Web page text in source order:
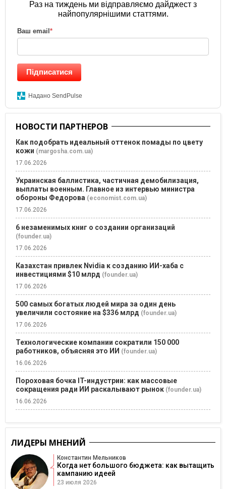
Раз на тиждень ми відправляємо дайджест з
найпопулярнішими статтями.
Ваш email *
Підписатися
Надано SendPulse
НОВОСТИ ПАРТНЕРОВ
Как подобрать идеальный оттенок помады по цвету
кожи (margosha.com.ua)
17.06.2026
Украинская баллистика, частичная демобилизация,
выплаты военным. Главное из интервью министра
обороны Федорова (economist.com.ua)
17.06.2026
6 незаменимых книг о создании организаций
(founder.ua)
17.06.2026
Казахстан привлек Nvidia к созданию ИИ-хаба с
инвестициями $10 млрд (founder.ua)
17.06.2026
500 самых богатых людей мира за один день
увеличили состояние на $336 млрд (founder.ua)
17.06.2026
Технологические компании сократили 150 000
работников, объясняя это ИИ (founder.ua)
16.06.2026
Пороховая бочка IT-индустрии: как массовые
сокращения ради ИИ раскалывают рынок (founder.ua)
16.06.2026
ЛИДЕРЫ МНЕНИЙ
Константин Мельников
Когда нет большого бюджета: как вытащить
кампанию идеей
23 июля 2026